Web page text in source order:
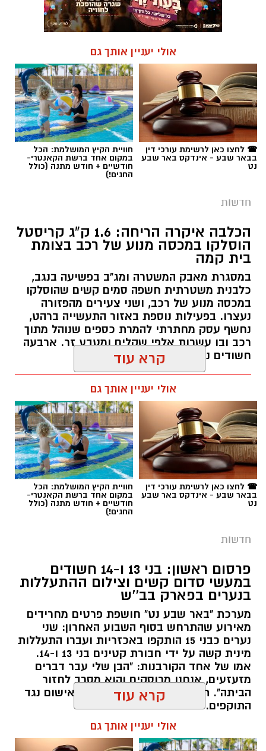
☎ לחצו כאן לרשימת עורכי דין
בבאר שבע - אינדקס באר שבע
נט
חוויית הקיץ המושלמת: הכל
במקום אחד ברשת הקאנטרי-
חודשיים + חודש מתנה (כולל
החגים!)
חדשות
הכלבה איקרה הריחה: 1.6 ק"ג קריסטל
בית קמה
כלבנית משטרתית חשפה סמים קשים שהוסלקו
במכסה מנוע של רכב, ושני צעירים מהפזורה
נעצרו. בפעילות נוספת באזור התעשייה ברהט,
נחשף עסק מחתרתי להמרת כספים שנוהל מתוך
רכב ובו עשרות אלפי שקלים ומטבע זר. ארבעה
חשודים נעצרו בסך הכל.
רותם שרון / 19:00 06.08.26
תגים:משטרה
קרדיט: משטרת ישראל
שוטרי המחוז הדרומי ולוחמי המשמר הלאומי של
מג"ב ממשיכים להנחית מכות על תשתיות
הפשיעה בנגב, עם שתי תפיסות משמעותיות
ביממות האחרונות. במסגרת פעילות סמויה
שנערכה על ידי כוחות מג"ב יחד עם שוטרי ימ"ר
דרום, אותר רכב חשוד בצומת בית קמה.
בחיפוש שנערך ברכב, בעזרתה של הכלבה
המשטרתית "איקרה", אותר שלל רב: במכסה
קרא עוד
אולי יעניין אותך גם
☎ לחצו כאן לרשימת עורכי דין
בבאר שבע - אינדקס באר שבע
נט
חוויית הקיץ המושלמת: הכל
במקום אחד ברשת הקאנטרי-
חודשיים + חודש מתנה (כולל
החגים!)
חדשות
פרסום ראשון: בני 13 ו-14 חשודים
בנערים בפארק בב''ש
מאירוע שהתרחש בסוף השבוע האחרון: שני
נערים כבני 15 הותקפו באכזריות ועברו התעללות
אמו של אחד הקורבנות: "הבן שלי עבר דברים
מזעזעים, אנחנו מרוסקים והוא מסרב לחזור
הביתה". תוך ימים ספורים: צפוי כתב אישום נגד
התוקפים.
רותם שרון / 15:41 06.08.26
קרא עוד
אולי יעניין אותך גם